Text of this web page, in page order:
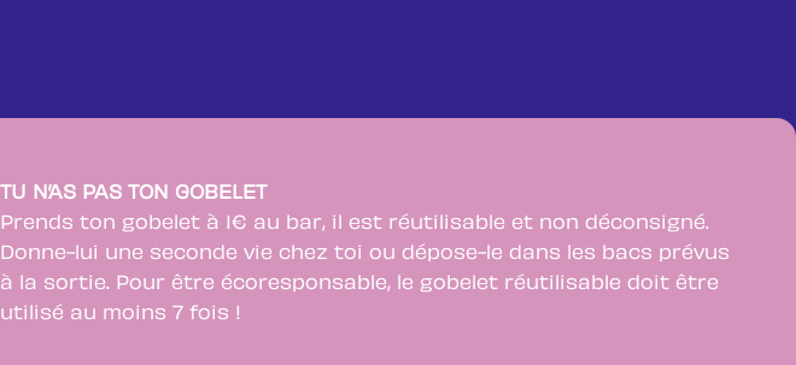
TU N’AS PAS TON GOBELET
Prends ton gobelet à 1€ au bar, il est réutilisable et non déconsigné.
Donne-lui une seconde vie chez toi ou dépose-le dans les bacs prévus
à la sortie. Pour être écoresponsable, le gobelet réutilisable doit être
utilisé au moins 7 fois !